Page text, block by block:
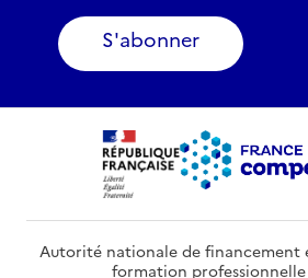
S'abonner
Autorité nationale de financement
formation professionnelle